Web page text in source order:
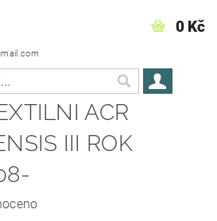
0 Kč
ACR
III ROK